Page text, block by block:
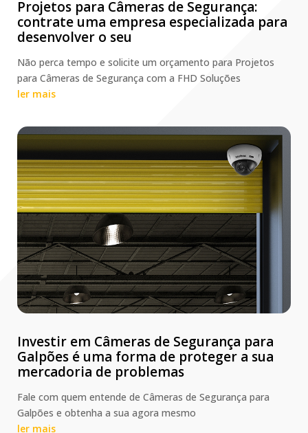
Projetos para Câmeras de Segurança:
contrate uma empresa especializada para
desenvolver o seu
Não perca tempo e solicite um orçamento para Projetos
para Câmeras de Segurança com a FHD Soluções
ler mais
Investir em Câmeras de Segurança para
Galpões é uma forma de proteger a sua
mercadoria de problemas
Fale com quem entende de Câmeras de Segurança para
Galpões e obtenha a sua agora mesmo
ler mais